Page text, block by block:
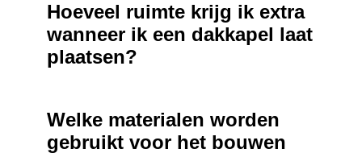
Hoeveel ruimte krijg ik extra
wanneer ik een dakkapel laat
plaatsen?
Welke materialen worden
gebruikt voor het bouwen